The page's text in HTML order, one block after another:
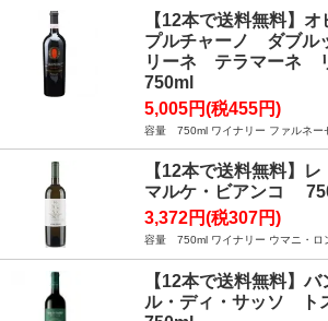
【12本で送料無料】
プルチャーノ ダブル
リーネ テラマーネ
750ml
5,005円(税455円)
容量 750ml ワイナリー ファルネー
【12本で送料無料】
マルケ・ビアンコ
3,372円(税307円)
容量 750ml ワイナリー ウマニ・ロ
【12本で送料無料】
ル・ディ・サッソ ト